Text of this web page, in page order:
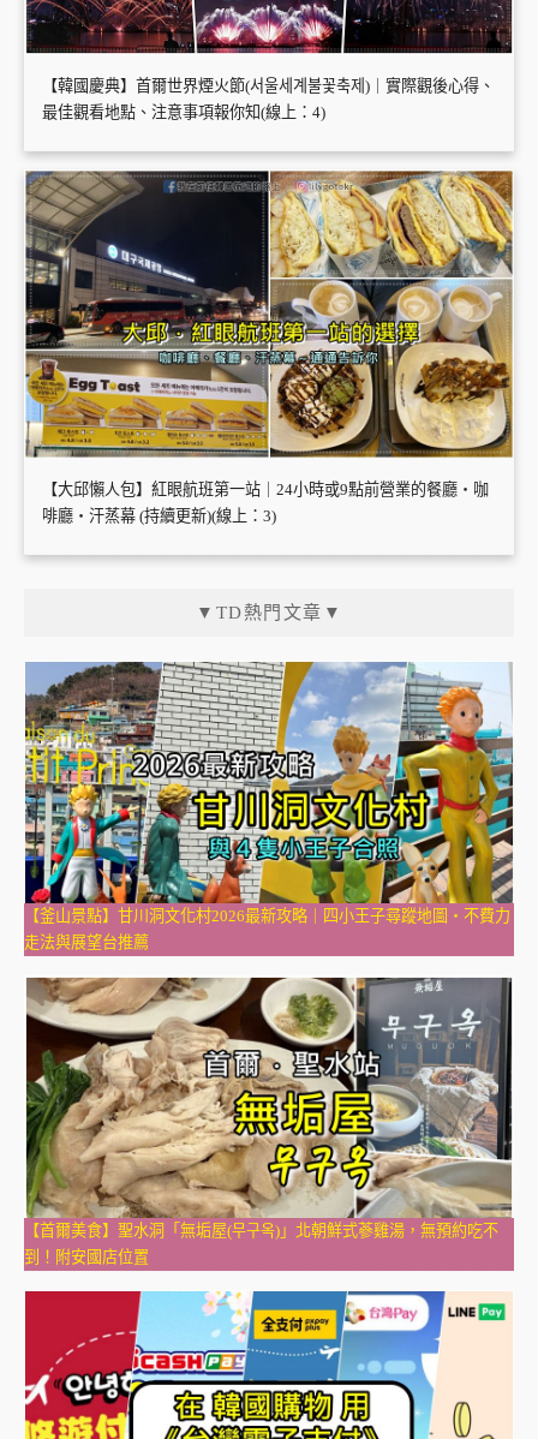
【韓國慶典】首爾世界煙火節(서울세계불꽃축제)｜實際觀後心得、
最佳觀看地點、注意事項報你知(線上：4)
【大邱懶人包】紅眼航班第一站｜24小時或9點前營業的餐廳・咖
啡廳・汗蒸幕 (持續更新)(線上：3)
▼TD熱門文章▼
【釜山景點】甘川洞文化村2026最新攻略｜四小王子尋蹤地圖・不費力
走法與展望台推薦
【首爾美食】聖水洞「無垢屋(무구옥)」北朝鮮式蔘雞湯，無預約吃不
到！附安國店位置